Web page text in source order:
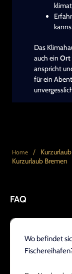
Das
auch ein Ort
anspricht
für ein
Home / Kurzurlaub
Kurzurlaub Bremen
FAQ
Wo befindet